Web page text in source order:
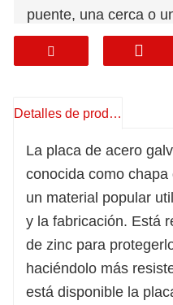
puente, una cerca o
en las placas de
brindar la resistencia
Otra ventaja de las
es muy rentable, por
perfecta para
todos los tamaños.
requisitos de
ahorrará dinero en
reemplazo a largo
Detalles de producto
La placa de acero
conocida como
un material popular
y la fabricación. Está
de zinc para
haciéndolo más
está disponible la